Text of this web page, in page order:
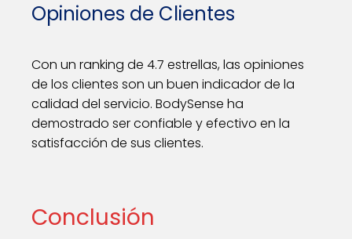
Opiniones de Clientes
Con un ranking de 4.7 estrellas, las opiniones
de los clientes son un buen indicador de la
calidad del servicio. BodySense ha
demostrado ser confiable y efectivo en la
satisfacción de sus clientes.
Conclusión